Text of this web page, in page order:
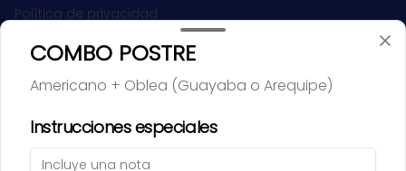
Política de privacidad
Redes sociales
Instagram
Mi cuenta
COMBO POSTRE
Americano + Oblea (Guayaba o Arequipe)
Instrucciones especiales